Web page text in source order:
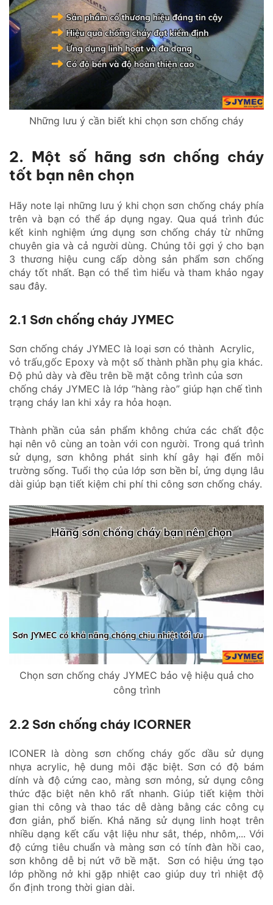
Những lưu ý cần biết khi chọn sơn chống cháy
2. Một số hãng sơn chống cháy
tốt bạn nên chọn
Hãy note lại những lưu ý khi chọn sơn chống cháy phía
trên và bạn có thể áp dụng ngay. Qua quá trình đúc
kết kinh nghiệm ứng dụng sơn chống cháy từ những
chuyên gia và cả người dùng. Chúng tôi gợi ý cho bạn
3 thương hiệu cung cấp dòng sản phẩm sơn chống
cháy tốt nhất. Bạn có thể tìm hiểu và tham khảo ngay
sau đây.
2.1 Sơn chống cháy JYMEC
Sơn chống cháy JYMEC là loại sơn có thành Acrylic,
vỏ trấu,gốc Epoxy và một số thành phần phụ gia khác.
Độ phủ dày và đều trên bề mặt công trình của sơn
chống cháy JYMEC là lớp “hàng rào” giúp hạn chế tình
trạng cháy lan khi xảy ra hỏa hoạn.
Thành phần của sản phẩm không chứa các chất độc
hại nên vô cùng an toàn với con người. Trong quá trình
sử dụng, sơn không phát sinh khí gây hại đến môi
trường sống. Tuổi thọ của lớp sơn bền bỉ, ứng dụng lâu
dài giúp bạn tiết kiệm chi phí thi công sơn chống cháy.
Chọn sơn chống cháy JYMEC bảo vệ hiệu quả cho
công trình
2.2 Sơn chống cháy ICORNER
ICONER là dòng sơn chống cháy gốc dầu sử dụng
nhựa acrylic, hệ dung môi đặc biệt. Sơn có độ bám
dính và độ cứng cao, màng sơn mỏng, sử dụng công
thức đặc biệt nên khô rất nhanh. Giúp tiết kiệm thời
gian thi công và thao tác dễ dàng bằng các công cụ
đơn giản, phổ biến. Khả năng sử dụng linh hoạt trên
nhiều dạng kết cấu vật liệu như sắt, thép, nhôm,... Với
độ cứng tiêu chuẩn và màng sơn có tính đàn hồi cao,
sơn không dễ bị nứt vỡ bề mặt. Sơn có hiệu ứng tạo
lớp phồng nở khi gặp nhiệt cao giúp duy trì nhiệt độ
ổn định trong thời gian dài.